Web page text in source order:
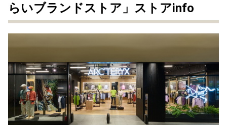
らいブランドストア」ストアinfo